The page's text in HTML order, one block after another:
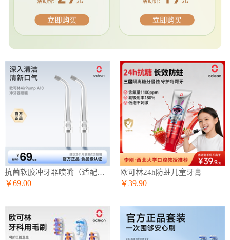
抗菌软胶冲牙器喷嘴（适配A10冲牙器）
￥69.00
欧可林24h防蛀儿童牙膏
￥39.90